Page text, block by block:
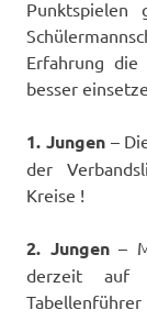
Punktspielen
Erfahrung
besser
1. Jungen–
der
Kreise !
2. Jungen–
derzeit auf
Tabellenführer